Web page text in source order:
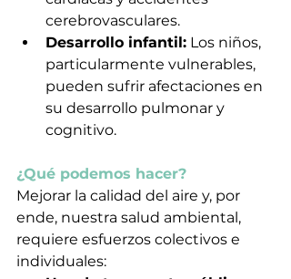
cerebrovasculares.
Desarrollo infantil: Los niños,
particularmente vulnerables,
pueden sufrir afectaciones en
su desarrollo pulmonar y
cognitivo.
¿Qué podemos hacer?
Mejorar la calidad del aire y, por
ende, nuestra salud ambiental,
requiere esfuerzos colectivos e
individuales: